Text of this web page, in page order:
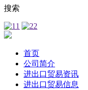
搜索
首页
公司简介
进出口贸易资讯
进出口贸易信息